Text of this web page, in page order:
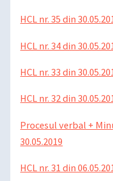
HCL nr. 35 din
HCL nr. 34 din
HCL nr. 33 din
HCL nr. 32 din
Procesul verbal +
30.05.2019
HCL nr. 31 din